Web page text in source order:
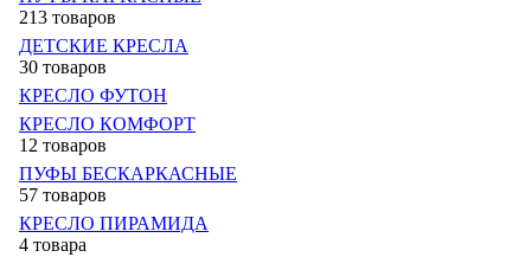
213 товаров
ДЕТСКИЕ КРЕСЛА
30 товаров
КРЕСЛО ФУТОН
КРЕСЛО КОМФОРТ
12 товаров
ПУФЫ БЕСКАРКАСНЫЕ
57 товаров
КРЕСЛО ПИРАМИДА
4 товара